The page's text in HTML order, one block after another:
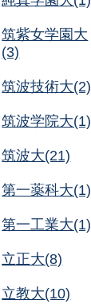
筑紫女学園大
(3)
筑波技術大(2)
筑波学院大(1)
筑波大(21)
第一薬科大(1)
第一工業大(1)
立正大(8)
立教大(10)